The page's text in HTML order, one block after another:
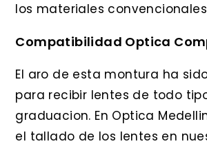
los materiales
Compatibilidad Optica
El aro de esta montura ha
para recibir lentes de todo
graduacion. En Optica
el tallado de los lentes en